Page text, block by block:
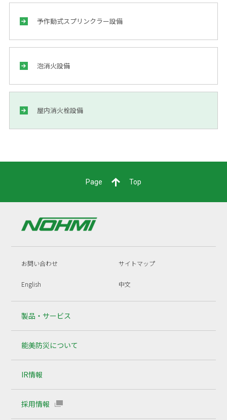
予作動式スプリンクラー設備
泡消火設備
屋内消火栓設備
Page Top
お問い合わせ サイトマップ
English 中文
製品・サービス
能美防災について
IR情報
採用情報